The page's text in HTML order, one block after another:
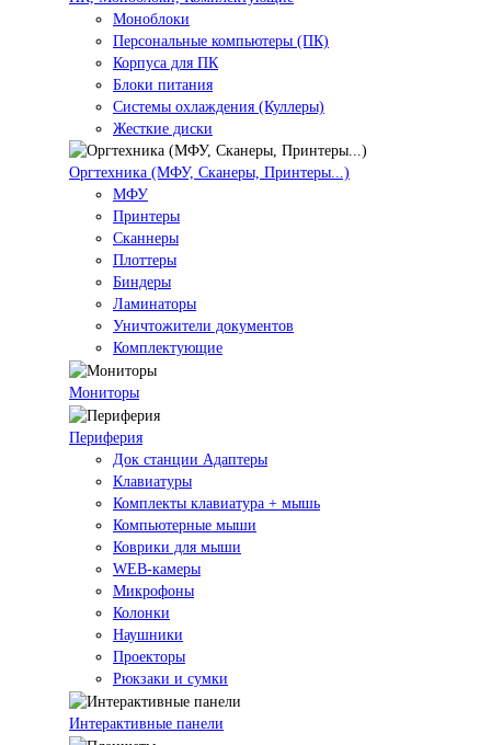
Моноблоки
Персональные компьютеры (ПК)
Корпуса для ПК
Блоки питания
Системы охлаждения (Куллеры)
Жесткие диски
Оргтехника (МФУ, Сканеры, Принтеры...)
МФУ
Принтеры
Сканнеры
Плоттеры
Биндеры
Ламинаторы
Уничтожители документов
Комплектующие
Мониторы
Периферия
Док станции Адаптеры
Клавиатуры
Комплекты клавиатура + мышь
Компьютерные мыши
Коврики для мыши
WEB-камеры
Микрофоны
Колонки
Наушники
Проекторы
Рюкзаки и сумки
Интерактивные панели